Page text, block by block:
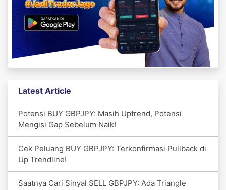
Latest Article
Potensi BUY GBPJPY: Masih Uptrend, Potensi
Mengisi Gap Sebelum Naik!
Cek Peluang BUY GBPJPY: Terkonfirmasi Pullback di
Up Trendline!
Saatnya Cari Sinyal SELL GBPJPY: Ada Triangle